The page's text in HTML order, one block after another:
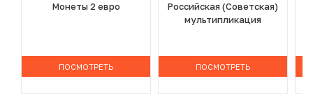
Монеты 2 евро
ПОСМОТРЕТЬ
Российская (Советская)
мультипликация
ПОСМОТРЕТЬ